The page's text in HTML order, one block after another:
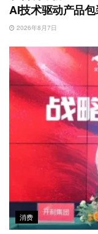
AI技术驱动产品
2026年8月7日
消费